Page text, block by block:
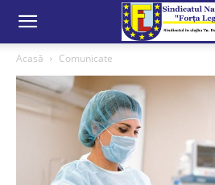
Acasă Comunicate